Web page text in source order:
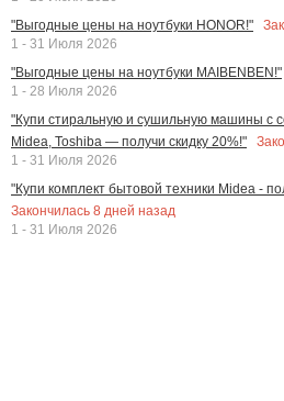
"Выгодные цены на ноутбуки HONOR!"
1 - 31 Июля 2026
"Выгодные цены на ноутбуки MAIBENBEN!"
1 - 28 Июля 2026
"Купи стиральную и сушильную машины с
Midea, Toshiba — получи скидку 20%!"
1 - 31 Июля 2026
"Купи комплект бытовой техники Midea -
Закончилась 8 дней назад
1 - 31 Июля 2026